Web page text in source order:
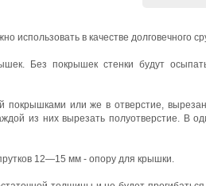
в качестве долговечного
Без покрышек стенки будут
или же в отверстие,
из них вырезать полуотверстие. В
12—15 мм - опору для крышки.